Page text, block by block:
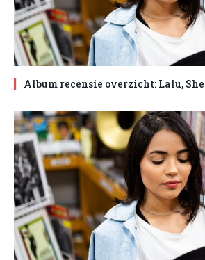
Album recensie overzicht: Lalu,